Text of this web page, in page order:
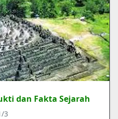
dan Fakta Sejarah
3